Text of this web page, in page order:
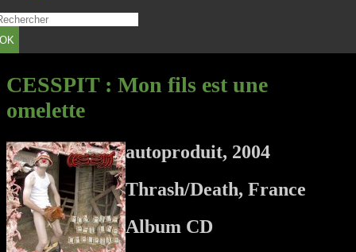
OK
CESSPIT: Mon fils est une
omelette
autoproduit, 2004
Thrash/Death, France
Album CD